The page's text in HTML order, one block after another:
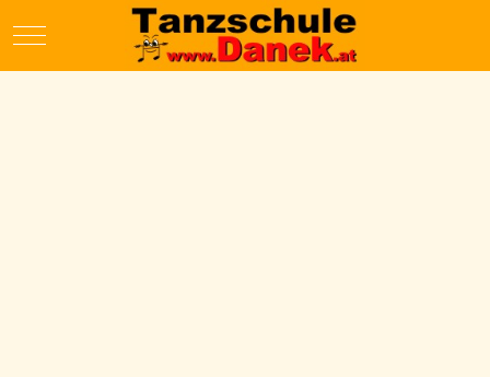
Mobile Menu Toggle